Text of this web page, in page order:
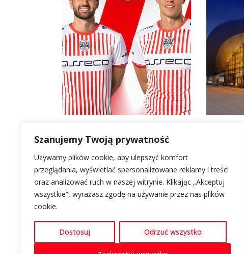
Szanujemy Twoją prywatność
Używamy plików cookie, aby ulepszyć komfort
przeglądania, wyświetlać spersonalizowane reklamy i treści
oraz analizować ruch w naszej witrynie. Klikając „Akceptuj
wszystkie”, wyrażasz zgodę na używanie przez nas plików
cookie.
Dostosuj Odrzuć wszystko
LOKALIZACJA
Al. Piłsudskiego 44
35-001 Rzeszów
O GALERII RZESZÓW
Informacje
INFORMACJE
Polityka cookies